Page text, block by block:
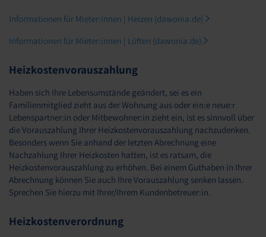
Informationen für Mieter:innen | Heizen (dawonia.de)
Informationen für Mieter:innen | Lüften (dawonia.de)
Heizkostenvorauszahlung
Haben sich Ihre Lebensumstände geändert, sei es ein
Familienmitglied zieht aus der Wohnung aus oder ein:e neue:r
Lebenspartner:in oder Mitbewohner:in zieht ein, ist es sinnvoll über
die Vorauszahlung Ihrer Heizkostenvorauszahlung nachzudenken.
Besonders wenn Sie anhand der letzten Abrechnung eine
Nachzahlung Ihrer Heizkosten hatten, ist es ratsam, die
Heizkostenvorauszahlung zu erhöhen. Bei einem Guthaben in Ihrer
Abrechnung können Sie auch Ihre Vorauszahlung senken lassen.
Sprechen Sie hierzu mit Ihrer/Ihrem Kundenbetreuer:in.
Heizkostenverordnung